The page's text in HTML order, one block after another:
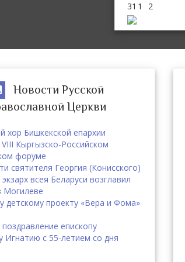
31 1 2
Новости Русской
Церкви
хор Бишкекской епархии
Кыргызско-Российском
форуме
святителя Георгия (Конисского)
всея Беларуси возглавил
Могилеве
детскому проекту «Вера и Фома»
епископу
Игнатию с 55-летием со дня